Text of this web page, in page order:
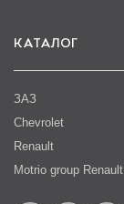
КАТАЛОГ
ЗАЗ
Chevrolet
Renault
Motrio group Renault